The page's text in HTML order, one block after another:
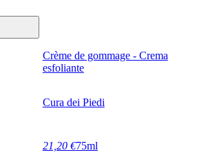
Crème de gommage - Crema
esfoliante
Cura dei Piedi
21,20 €75ml